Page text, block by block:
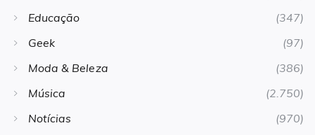
Educação
(347)
Geek
(97)
Moda & Beleza
(386)
Música
(2.750)
Notícias
(970)